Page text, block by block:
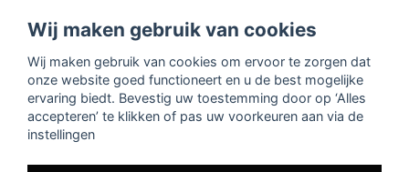
Klantenservice
Neem contact met ons op
Akoestisch advies
Montage en installatie
Vragen en antwoorden
Wij maken gebruik van cookies
Wij maken gebruik van cookies om ervoor te zorgen dat
onze website goed functioneert en u de best mogelijke
ervaring biedt. Bevestig uw toestemming door op ‘Alles
accepteren’ te klikken of pas uw voorkeuren aan via de
instellingen